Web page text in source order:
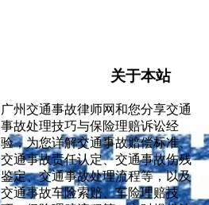
关于本站
广州交通事故律师网和您分享交通
事故处理技巧与保险理赔诉讼经
验，为您详解交通事故赔偿标准、
交通事故责任认定、交通事故伤残
鉴定、交通事故处理流程等，以及
交通事故车险索赔、车险理赔技